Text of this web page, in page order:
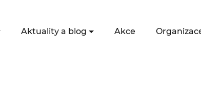
Aktuality a blog Akce